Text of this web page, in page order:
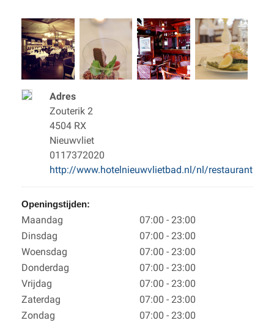
Adres
Zouterik 2
4504 RX
Nieuwvliet
0117372020
http://www.hotelnieuwvlietbad.nl/nl/restaurant
Openingstijden:
Maandag
07:00 - 23:00
Dinsdag
07:00 - 23:00
Woensdag
07:00 - 23:00
Donderdag
07:00 - 23:00
Vrijdag
07:00 - 23:00
Zaterdag
07:00 - 23:00
Zondag
07:00 - 23:00